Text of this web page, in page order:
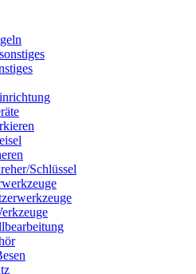
Schlüssel